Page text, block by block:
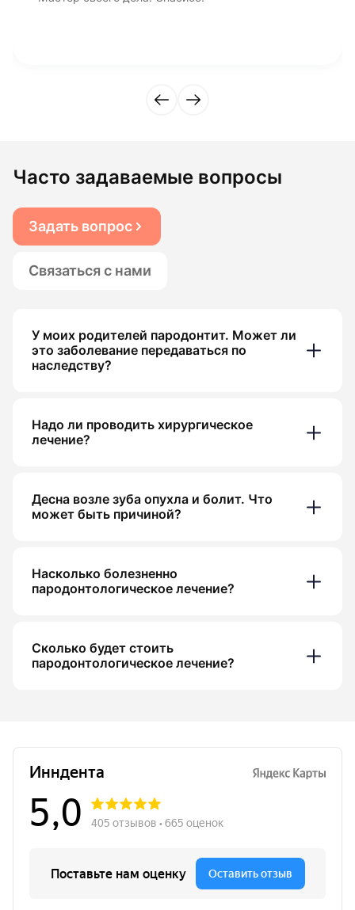
Часто задаваемые вопросы
Задать вопрос
Связаться с нами
У моих родителей пародонтит. Может ли
это заболевание передаваться по
наследству?
Надо ли проводить хирургическое
лечение?
Десна возле зуба опухла и болит. Что
может быть причиной?
Насколько болезненно
пародонтологическое лечение?
Сколько будет стоить
пародонтологическое лечение?